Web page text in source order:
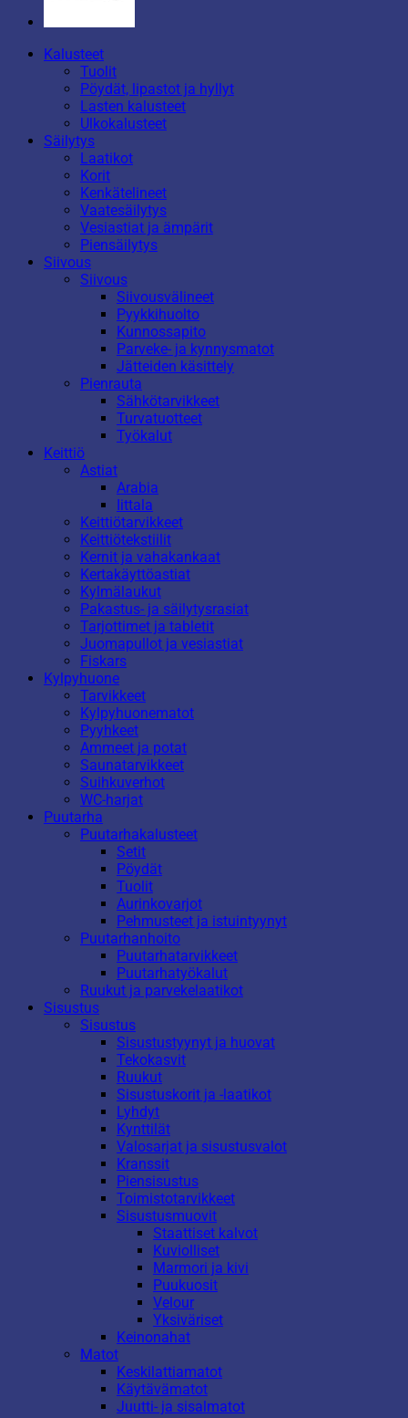
Kalusteet
Tuolit
Pöydät, lipastot ja hyllyt
Lasten kalusteet
Ulkokalusteet
Säilytys
Laatikot
Korit
Kenkätelineet
Vaatesäilytys
Vesiastiat ja ämpärit
Piensäilytys
Siivous
Siivous
Siivousvälineet
Pyykkihuolto
Kunnossapito
Parveke- ja kynnysmatot
Jätteiden käsittely
Pienrauta
Sähkötarvikkeet
Turvatuotteet
Työkalut
Keittiö
Astiat
Arabia
Iittala
Keittiötarvikkeet
Keittiötekstiilit
Kernit ja vahakankaat
Kertakäyttöastiat
Kylmälaukut
Pakastus- ja säilytysrasiat
Tarjottimet ja tabletit
Juomapullot ja vesiastiat
Fiskars
Kylpyhuone
Tarvikkeet
Kylpyhuonematot
Pyyhkeet
Ammeet ja potat
Saunatarvikkeet
Suihkuverhot
WC-harjat
Puutarha
Puutarhakalusteet
Setit
Pöydät
Tuolit
Aurinkovarjot
Pehmusteet ja istuintyynyt
Puutarhanhoito
Puutarhatarvikkeet
Puutarhatyökalut
Ruukut ja parvekelaatikot
Sisustus
Sisustus
Sisustustyynyt ja huovat
Tekokasvit
Ruukut
Sisustuskorit ja -laatikot
Lyhdyt
Kynttilät
Valosarjat ja sisustusvalot
Kranssit
Piensisustus
Toimistotarvikkeet
Sisustusmuovit
Staattiset kalvot
Kuviolliset
Marmori ja kivi
Puukuosit
Velour
Yksiväriset
Keinonahat
Matot
Keskilattiamatot
Käytävämatot
Juutti- ja sisalmatot